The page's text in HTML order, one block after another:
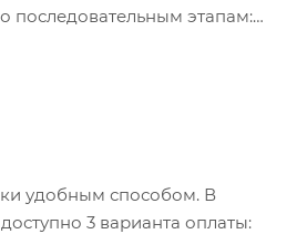
последовательным этапам:
заказ».
удобным способом. В
3 варианта оплаты: